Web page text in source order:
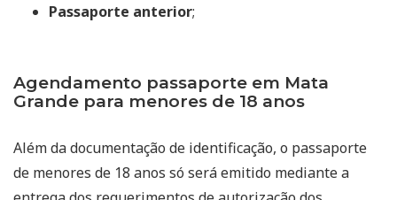
Passaporte anterior;
Agendamento passaporte em Mata
Grande para menores de 18 anos
Além da documentação de identificação, o passaporte
de menores de 18 anos só será emitido mediante a